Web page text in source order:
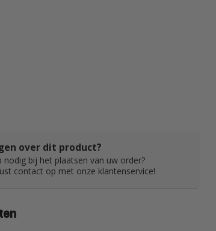
over dit product?
nodig bij het plaatsen van uw order?
contact op met onze klantenservice!